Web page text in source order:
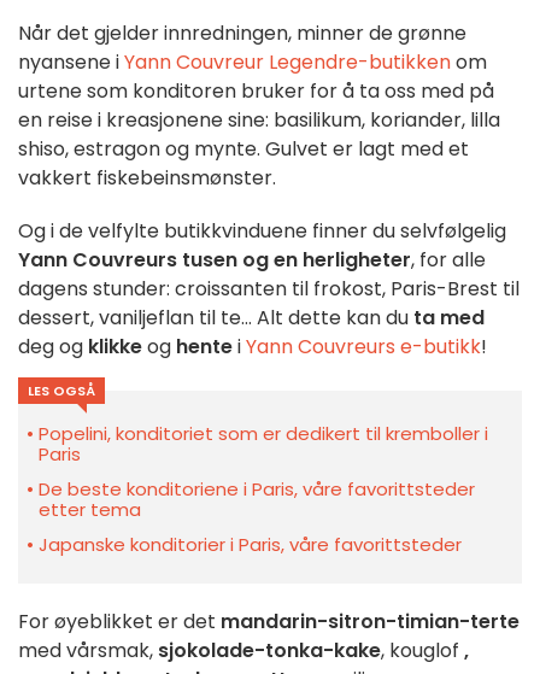
Når det gjelder innredningen, minner de grønne
nyansene iYann Couvreur Legendre-butikkenom
urtene som konditoren bruker for å ta oss med på
en reise i kreasjonene sine: basilikum, koriander, lilla
shiso, estragon og mynte. Gulvet er lagt med et
vakkert fiskebeinsmønster.
Og i de velfylte butikkvinduene finner du selvfølgelig
Yann Couvreurs tusen og en herligheter, for alle
dagens stunder: croissanten til frokost, Paris-Brest til
dessert, vaniljeflan til te... Alt dette kan du ta med
deg og klikkeog henteiYann Couvreurs e-butikk!
LES OGSÅ
Popelini, konditoriet som er dedikert til kremboller i
Paris
De beste konditoriene i Paris, våre favorittsteder
etter tema
Japanske konditorier i Paris, våre favorittsteder
For øyeblikket er det mandarin-sitron-timian-terte
med vårsmak, sjokolade-tonka-kake, kouglof ,